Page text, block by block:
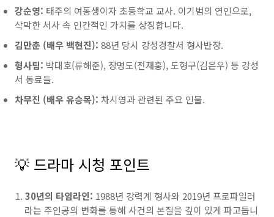
강순영: 태주의 여동생이자 초등학교 교사. 이기범의 연인으로,
삭막한 서사 속 인간적인 가치를 상징합니다.
김만춘 (배우 백현진): 88년 당시 강성경찰서 형사반장.
형사팀: 박대호(류해준), 장명도(전재홍), 도형구(김은우) 등 강성
서 동료들.
차무진 (배우 유승목): 차시영과 관련된 주요 인물.
💡 드라마 시청 포인트
30년의 타임라인: 1988년 강력계 형사와 2019년 프로파일러
라는 주인공의 변화를 통해 사건의 본질을 깊이 있게 파고듭니